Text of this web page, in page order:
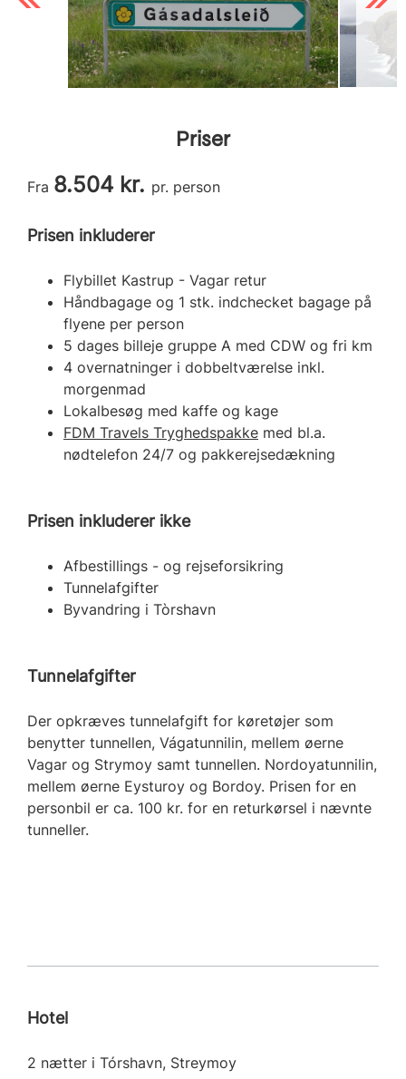
Priser
Fra 8.504 kr. pr. person
Prisen inkluderer
Flybillet Kastrup - Vagar retur
Håndbagage og 1 stk. indchecket bagage på
flyene per person
5 dages billeje gruppe A med CDW og fri km
4 overnatninger i dobbeltværelse inkl.
morgenmad
Lokalbesøg med kaffe og kage
FDM Travels Tryghedspakke med bl.a.
nødtelefon 24/7 og pakkerejsedækning
Prisen inkluderer ikke
Afbestillings - og rejseforsikring
Tunnelafgifter
Byvandring i Tòrshavn
Tunnelafgifter
Der opkræves tunnelafgift for køretøjer som
benytter tunnellen, Vágatunnilin, mellem øerne
Vagar og Strymoy samt tunnellen. Nordoyatunnilin,
mellem øerne Eysturoy og Bordoy. Prisen for en
personbil er ca. 100 kr. for en returkørsel i nævnte
tunneller.
Hotel
2 nætter i Tórshavn, Streymoy